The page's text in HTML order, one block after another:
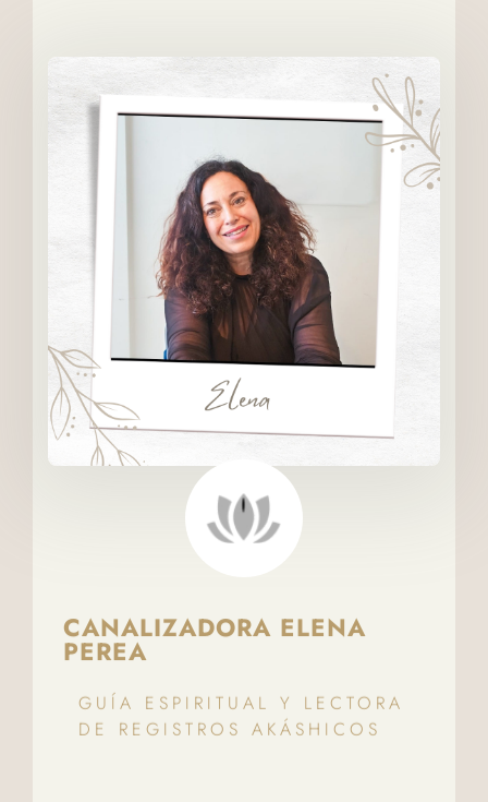
CANALIZADORA ELENA
PEREA
GUÍA ESPIRITUAL Y LECTORA
DE REGISTROS AKÁSHICOS